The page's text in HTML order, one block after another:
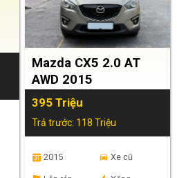
Mazda CX5 2.0 AT
AWD 2015
395 Triệu
Trả trước: 118 Triệu
2015 Xe cũ